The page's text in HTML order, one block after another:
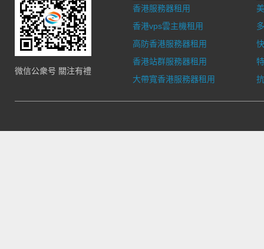
微信公衆号 關注有禮
香港服務器租用
香港vps雲主機租用
高防香港服務器租用
香港站群服務器租用
大帶寬香港服務器租用